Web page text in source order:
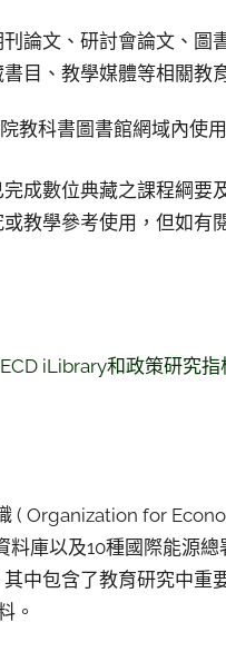
論文、研討會論文、
目、教學媒體等相關教
教科書圖書館網域內使
完成數位典藏之課程綱要
教學參考使用，但如有
iLibrary和政策研究
( Organization for
庫以及10種國際能源
中包含了教育研究中重
。